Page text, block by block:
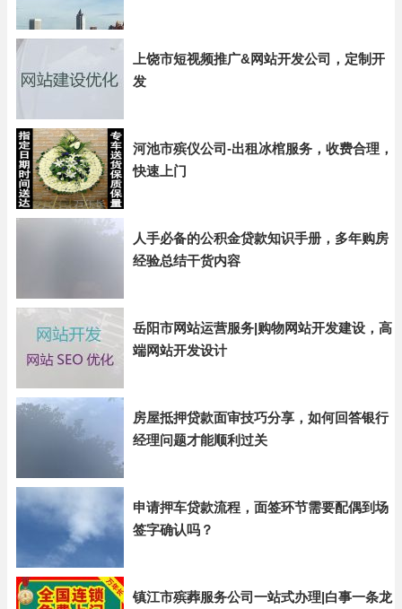
上饶市短视频推广&网站开发公司，定制开
发
河池市殡仪公司-出租冰棺服务，收费合理，
快速上门
人手必备的公积金贷款知识手册，多年购房
经验总结干货内容
岳阳市网站运营服务|购物网站开发建设，高
端网站开发设计
房屋抵押贷款面审技巧分享，如何回答银行
经理问题才能顺利过关
申请押车贷款流程，面签环节需要配偶到场
签字确认吗？
镇江市殡葬服务公司一站式办理|白事一条龙